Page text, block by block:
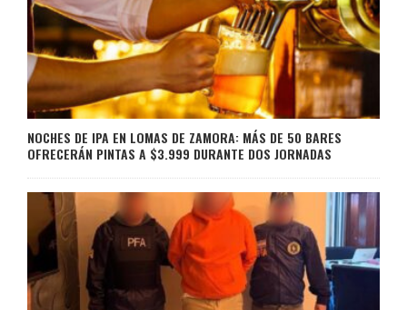
NOCHES DE IPA EN LOMAS DE ZAMORA: MÁS DE 50 BARES
OFRECERÁN PINTAS A $3.999 DURANTE DOS JORNADAS